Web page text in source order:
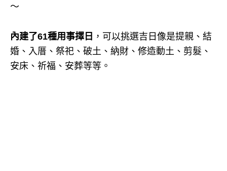
～
內建了61種用事擇日 ，可以挑選吉日像是提親、結
婚、入厝、祭祀、破土、納財、修造動土、剪髮、
安床、祈福、安葬等等。